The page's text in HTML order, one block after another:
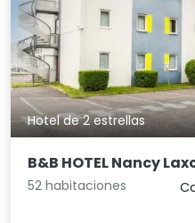
Hotel de 2 estrellas
B&B HOTEL Nancy
52 habitaciones